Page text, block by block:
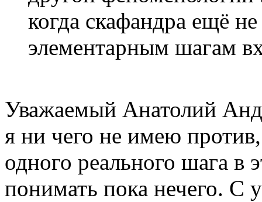
когда скафандра ещё
элементарным шагам
Уважаемый Анатолий
я ни чего не имею
одного реального шага в
понимать пока нечего. С